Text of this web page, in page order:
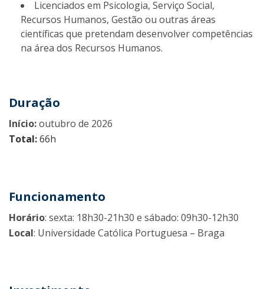
Licenciados em Psicologia, Serviço Social,
Recursos Humanos, Gestão ou outras áreas
científicas que pretendam desenvolver competências
na área dos Recursos Humanos.
Duração
Início:outubro de 2026
Total:66h
Funcionamento
Horário: sexta: 18h30-21h30 e sábado: 09h30-12h30
Local: Universidade Católica Portuguesa – Braga